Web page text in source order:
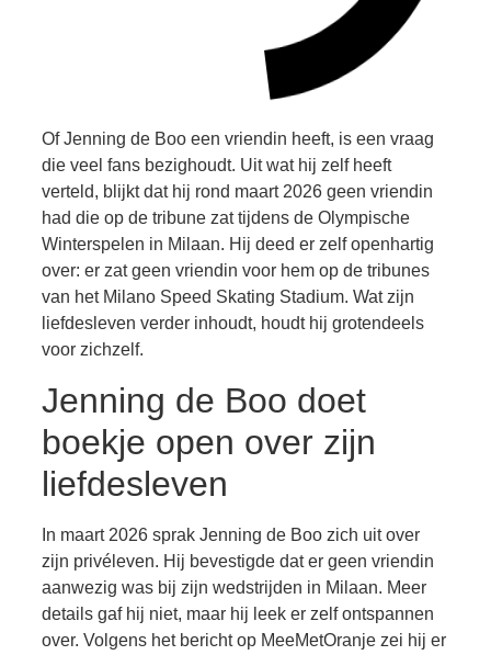
Of Jenning de Boo een vriendin heeft, is een vraag
die veel fans bezighoudt. Uit wat hij zelf heeft
verteld, blijkt dat hij rond maart 2026 geen vriendin
had die op de tribune zat tijdens de Olympische
Winterspelen in Milaan. Hij deed er zelf openhartig
over: er zat geen vriendin voor hem op de tribunes
van het Milano Speed Skating Stadium. Wat zijn
liefdesleven verder inhoudt, houdt hij grotendeels
voor zichzelf.
Jenning de Boo doet
boekje open over zijn
liefdesleven
In maart 2026 sprak Jenning de Boo zich uit over
zijn privéleven. Hij bevestigde dat er geen vriendin
aanwezig was bij zijn wedstrijden in Milaan. Meer
details gaf hij niet, maar hij leek er zelf ontspannen
over. Volgens het bericht op MeeMetOranje zei hij er